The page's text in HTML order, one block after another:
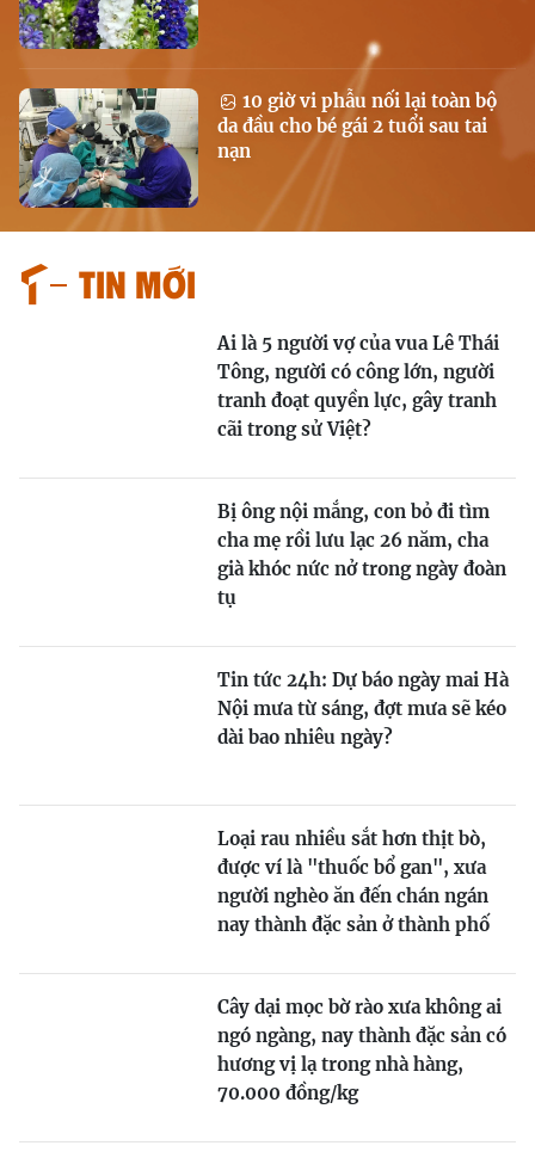
10 giờ vi phẫu nối lại toàn bộ
da đầu cho bé gái 2 tuổi sau tai
nạn
Tin mới
Ai là 5 người vợ của vua Lê Thái
Tông, người có công lớn, người
tranh đoạt quyền lực, gây tranh
cãi trong sử Việt?
Bị ông nội mắng, con bỏ đi tìm
cha mẹ rồi lưu lạc 26 năm, cha
già khóc nức nở trong ngày đoàn
tụ
Tin tức 24h: Dự báo ngày mai Hà
Nội mưa từ sáng, đợt mưa sẽ kéo
dài bao nhiêu ngày?
Loại rau nhiều sắt hơn thịt bò,
được ví là "thuốc bổ gan", xưa
người nghèo ăn đến chán ngán
nay thành đặc sản ở thành phố
Cây dại mọc bờ rào xưa không ai
ngó ngàng, nay thành đặc sản có
hương vị lạ trong nhà hàng,
70.000 đồng/kg